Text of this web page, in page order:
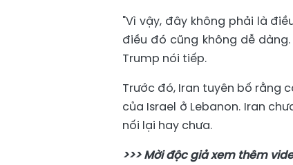
"Vì vậy, đây không phải là
điều đó cũng không dễ
Trump nói tiếp.
Trước đó, Iran tuyên bố rằng
của Israel ở Lebanon. Iran
nối lại hay chưa.
>>> Mời độc giả xem thêm